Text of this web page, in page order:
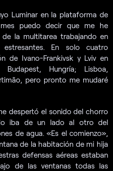
Luminar en la plataforma de
puedo decir que me he
la multitarea trabajando en
estresantes. En solo cuatro
de Ivano-Frankivsk y Lviv en
Budapest, Hungría; Lisboa,
pero pronto me mudaré
despertó el sonido del chorro
iba de un lado al otro del
de agua. «Es el comienzo»,
de la habitación de mi hija
defensas aéreas estaban
de las ventanas todas las